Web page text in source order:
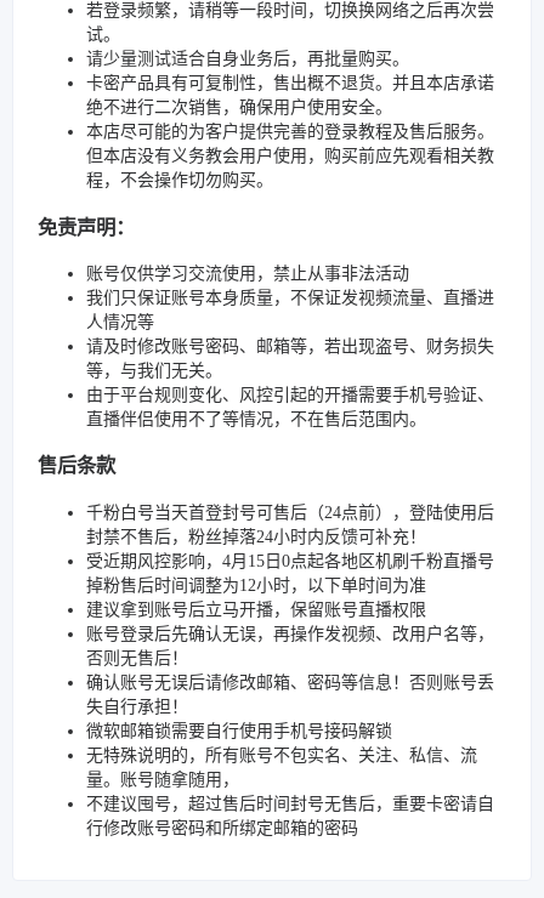
若登录频繁，请稍等一段时间，切换换网络之后再次尝
试。
请少量测试适合自身业务后，再批量购买。
卡密产品具有可复制性，售出概不退货。并且本店承诺
绝不进行二次销售，确保用户使用安全。
本店尽可能的为客户提供完善的登录教程及售后服务。
但本店没有义务教会用户使用，购买前应先观看相关教
程，不会操作切勿购买。
免责声明：
账号仅供学习交流使用，禁止从事非法活动
我们只保证账号本身质量，不保证发视频流量、直播进
人情况等
请及时修改账号密码、邮箱等，若出现盗号、财务损失
等，与我们无关。
由于平台规则变化、风控引起的开播需要手机号验证、
直播伴侣使用不了等情况，不在售后范围内。
售后条款
千粉白号当天首登封号可售后（24点前），登陆使用后
封禁不售后，粉丝掉落24小时内反馈可补充！
受近期风控影响，4月15日0点起各地区机刷千粉直播号
掉粉售后时间调整为12小时，以下单时间为准
建议拿到账号后立马开播，保留账号直播权限
账号登录后先确认无误，再操作发视频、改用户名等，
否则无售后！
确认账号无误后请修改邮箱、密码等信息！否则账号丢
失自行承担！
微软邮箱锁需要自行使用手机号接码解锁
无特殊说明的，所有账号不包实名、关注、私信、流
量。账号随拿随用，
不建议囤号，超过售后时间封号无售后，重要卡密请自
行修改账号密码和所绑定邮箱的密码